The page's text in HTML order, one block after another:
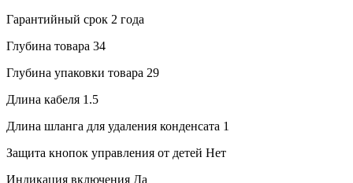
Гарантийный срок 2 года
Глубина товара 34
Глубина упаковки товара 29
Длина кабеля 1.5
Длина шланга для удаления конденсата 1
Защита кнопок управления от детей Нет
Индикация включения Да